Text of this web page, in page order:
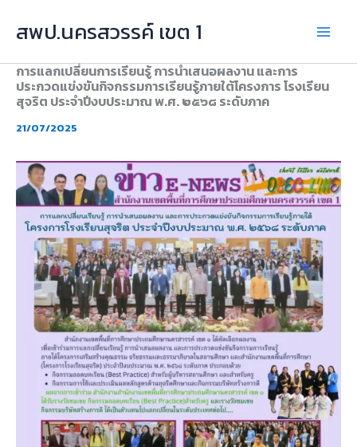
สพป.นครสวรรค์ เขต 1
การแลกเปลี่ยนการเรียนรู้ การนำเสนอผลงาน และการ
ประกวดแข่งขันกิจกรรมการเรียนรู้ภายใต้โครงการ โรงเรียน
สุจริต ประจำปีงบประมาณ พ.ศ. ๒๕๖๘ ระดับภาค
21/07/2025